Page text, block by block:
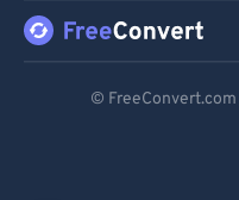
© FreeConvert.com